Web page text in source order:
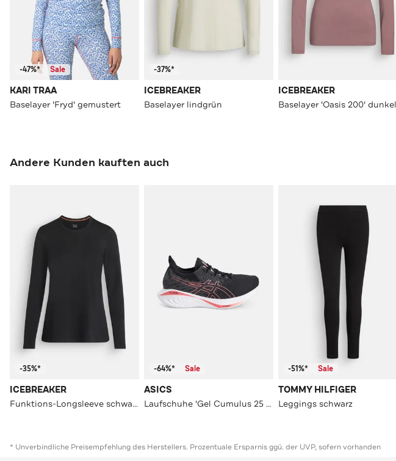
-47%* Sale
KARI TRAA
Baselayer 'Fryd' gemustert
-37%*
ICEBREAKER
Baselayer lindgrün
ICEBREAKER
Andere Kunden kauften auch
-35%*
ICEBREAKER
Funktions-Longsleeve schwarz
-64%* Sale
ASICS
Laufschuhe 'Gel Cumulus 25 MK' mehrfarbig
-51%* Sale
TOMMY HILFIGER
Leggings schwarz
* Unverbindliche Preisempfehlung des Herstellers. Prozentuale Ersparnis ggü. der UVP, sofern vorhanden